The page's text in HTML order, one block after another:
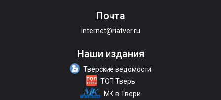
Почта
internet@riatver.ru
Наши издания
Тверские ведомости
ТОП Тверь
МК в Твери